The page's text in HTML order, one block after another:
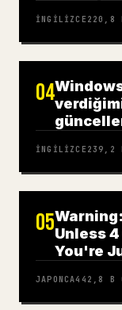
İNGILIZCE 220,8
04
İNGILIZCE 239,2
05Unless
You're
JAPONCA442,8 B